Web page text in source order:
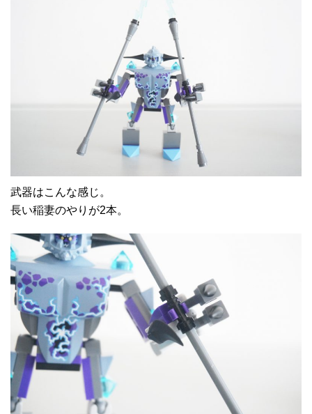
武器はこんな感じ。
長い稲妻のやりが2本。